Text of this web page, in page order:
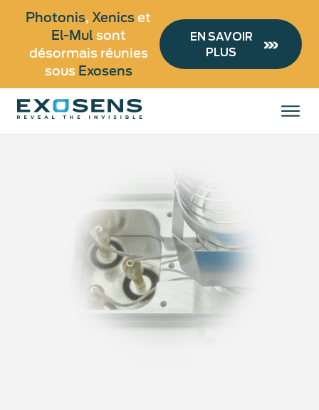
contenu
principal
Photonis, Xenicset
El-Mul sont
désormais réunies
sous Exosens
EN SAVOIR
PLUS
Tous les produits